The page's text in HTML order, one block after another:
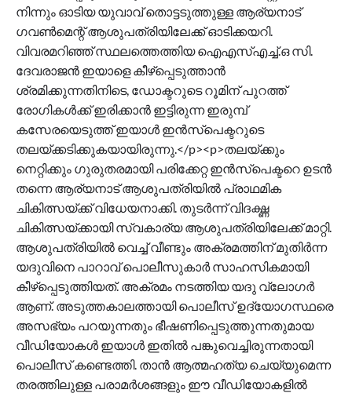
നിന്നും ഓടിയ യുവാവ് തൊട്ടടുത്തുള്ള ആര്യനാട്
ഗവൺമെന്റ് ആശുപത്രിയിലേക്ക് ഓടിക്കയറി.
വിവരമറിഞ്ഞ് സ്ഥലത്തെത്തിയ ഐഎസ്എച്ച്.ഒ സി.
ദേവരാജൻ ഇയാളെ കീഴ്പ്പെടുത്താൻ
ശ്രമിക്കുന്നതിനിടെ, ഡോക്ടറുടെ റൂമിന് പുറത്ത്
രോഗികൾക്ക് ഇരിക്കാൻ ഇട്ടിരുന്ന ഇരുമ്പ്
കസേരയെടുത്ത് ഇയാൾ ഇൻസ്പെക്ടറുടെ
തലയ്ക്കടിക്കുകയായിരുന്നു.</p><p>​തലയ്ക്കും
നെറ്റിക്കും ഗുരുതരമായി പരിക്കേറ്റ ഇൻസ്പെക്ടറെ ഉടൻ
തന്നെ ആര്യനാട് ആശുപത്രിയിൽ പ്രാഥമിക
ചികിത്സയ്ക്ക് വിധേയനാക്കി. തുടർന്ന് വിദഗ്ദ്ധ
ചികിത്സയ്ക്കായി സ്വകാര്യ ആശുപത്രിയിലേക്ക് മാറ്റി. ​ ​
ആശുപത്രിയിൽ വെച്ച് വീണ്ടും അക്രമത്തിന് മുതിർന്ന
യദുവിനെ പാറാവ് പൊലീസുകാർ സാഹസികമായി
കീഴ്പ്പെടുത്തിയത്. അക്രമം നടത്തിയ യദു വ്ലോഗർ
ആണ്. അടുത്തകാലത്തായി പൊലീസ് ഉദ്യോഗസ്ഥരെ
അസഭ്യം പറയുന്നതും ഭീഷണിപ്പെടുത്തുന്നതുമായ
വീഡിയോകൾ ഇയാൾ ഇതിൽ പങ്കുവെച്ചിരുന്നതായി
പൊലീസ് കണ്ടെത്തി. താൻ ആത്മഹത്യ ചെയ്യുമെന്ന
തരത്തിലുള്ള പരാമർശങ്ങളും ഈ വീഡിയോകളിൽ